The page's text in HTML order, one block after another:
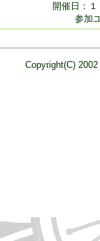
開催日：
参加
Copyright(C)